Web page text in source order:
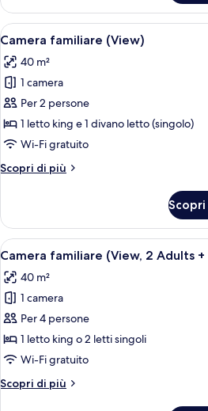
Children)
familiare
(2
Adults
2
Children)
Apri
tutte
le
foto
per
Camera
familiare
Una
6
Camera familiare (View)
40 m²
1 camera
Per 2 persone
1 letto king e 1 divano letto (singolo)
Wi-Fi gratuito
Scopri di più
Altri
familiare
(View)
Apri
tutte
le
foto
per
Camera
familiare
2
Una
6
Camera familiare (View, 2 Adults
40 m²
1 camera
Per 4 persone
1 letto king o 2 letti singoli
Wi-Fi gratuito
Scopri di più
Altri